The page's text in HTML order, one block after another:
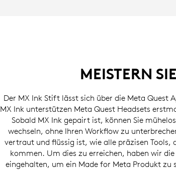
MEISTERN
Der MX Ink Stift lässt sich über die Meta Quest
MX Ink unterstützen Meta Quest Headsets
Sobald MX Ink gepairt ist, können Sie
wechseln, ohne Ihren Workflow zu
vertraut und flüssig ist, wie alle präzisen Tools,
kommen. Um dies zu erreichen, haben wir
eingehalten, um ein Made for Meta Produkt